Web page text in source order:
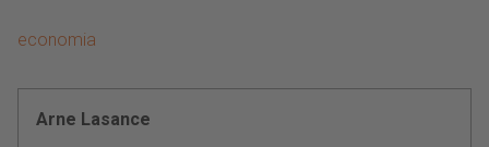
economia
Arne Lasance